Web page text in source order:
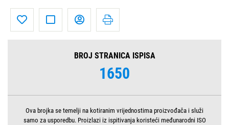
BROJ STRANICA ISPISA
1650
Ova brojka se temelji na kotiranim vrijednostima proizvođača i služi
samo za usporedbu. Proizlazi iz ispitivanja koristeći međunarodni ISO